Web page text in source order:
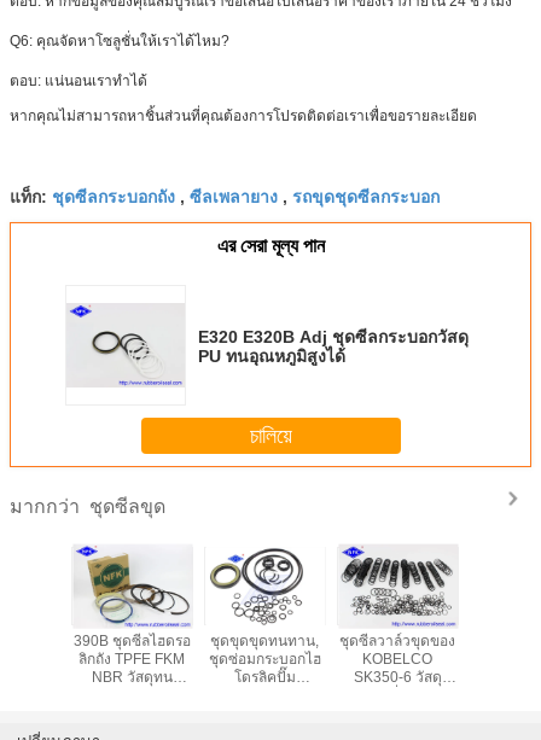
Q6: คุณจัดหาโซลูชั่นให้เราได้ไหม?
ตอบ: แน่นอนเราทำได้
หากคุณไม่สามารถหาชิ้นส่วนที่คุณต้องการโปรดติดต่อเราเพื่อขอรายละเอียด
แท็ก: ชุดซีลกระบอกถัง , ซีลเพลายาง , รถขุดชุดซีลกระบอก
এর সেরা মূল্য পান
E320 E320B Adj ชุดซีลกระบอกวัสดุ
PU ทนอุณหภูมิสูงได้
চালিয়ে
มากกว่า ชุดซีลขุด
390B ชุดซีลไฮดรอ
ลิกถัง TPFE FKM
NBR วัสดุทน
ชุดขุดขุดทนทาน,
ชุดซ่อมกระบอกไฮ
โดรลิคปั๊ม
ชุดซีลวาล์วขุดของ
KOBELCO
SK350-6 วัสดุ